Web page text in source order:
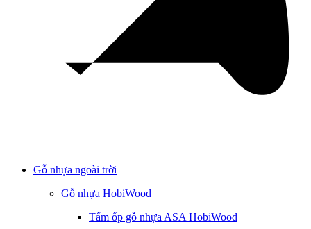
Gỗ nhựa ngoài trời
Gỗ nhựa HobiWood
Tấm ốp gỗ nhựa ASA HobiWood